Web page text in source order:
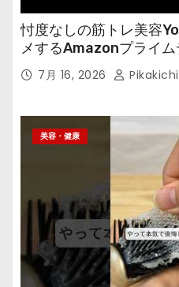
忖度なしの筋トレ美容
メするAmazonプライム
の 7月 16, 2026
美容・健康